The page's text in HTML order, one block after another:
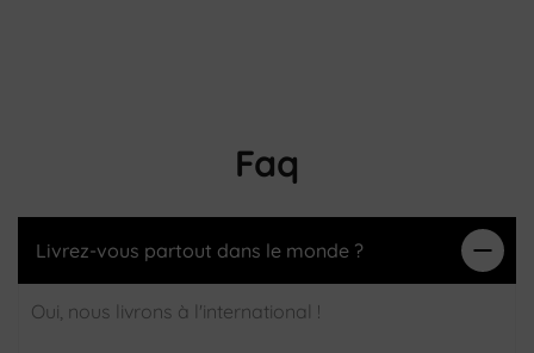
Faq
Livrez-vous partout dans le monde ?
Oui, nous livrons à l'international !